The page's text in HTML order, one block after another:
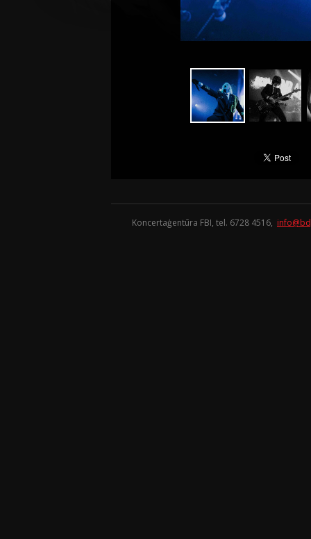
Koncertaģentūra FBI, tel. 6728 4516,